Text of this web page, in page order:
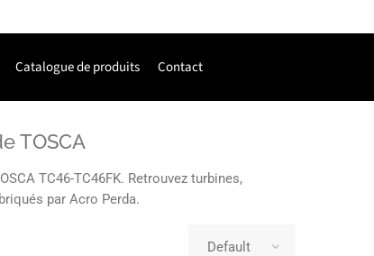
Catalogue de produits Contact
TOSCA
TC46-TC46FK. Retrouvez turbines,
par Acro Perda.